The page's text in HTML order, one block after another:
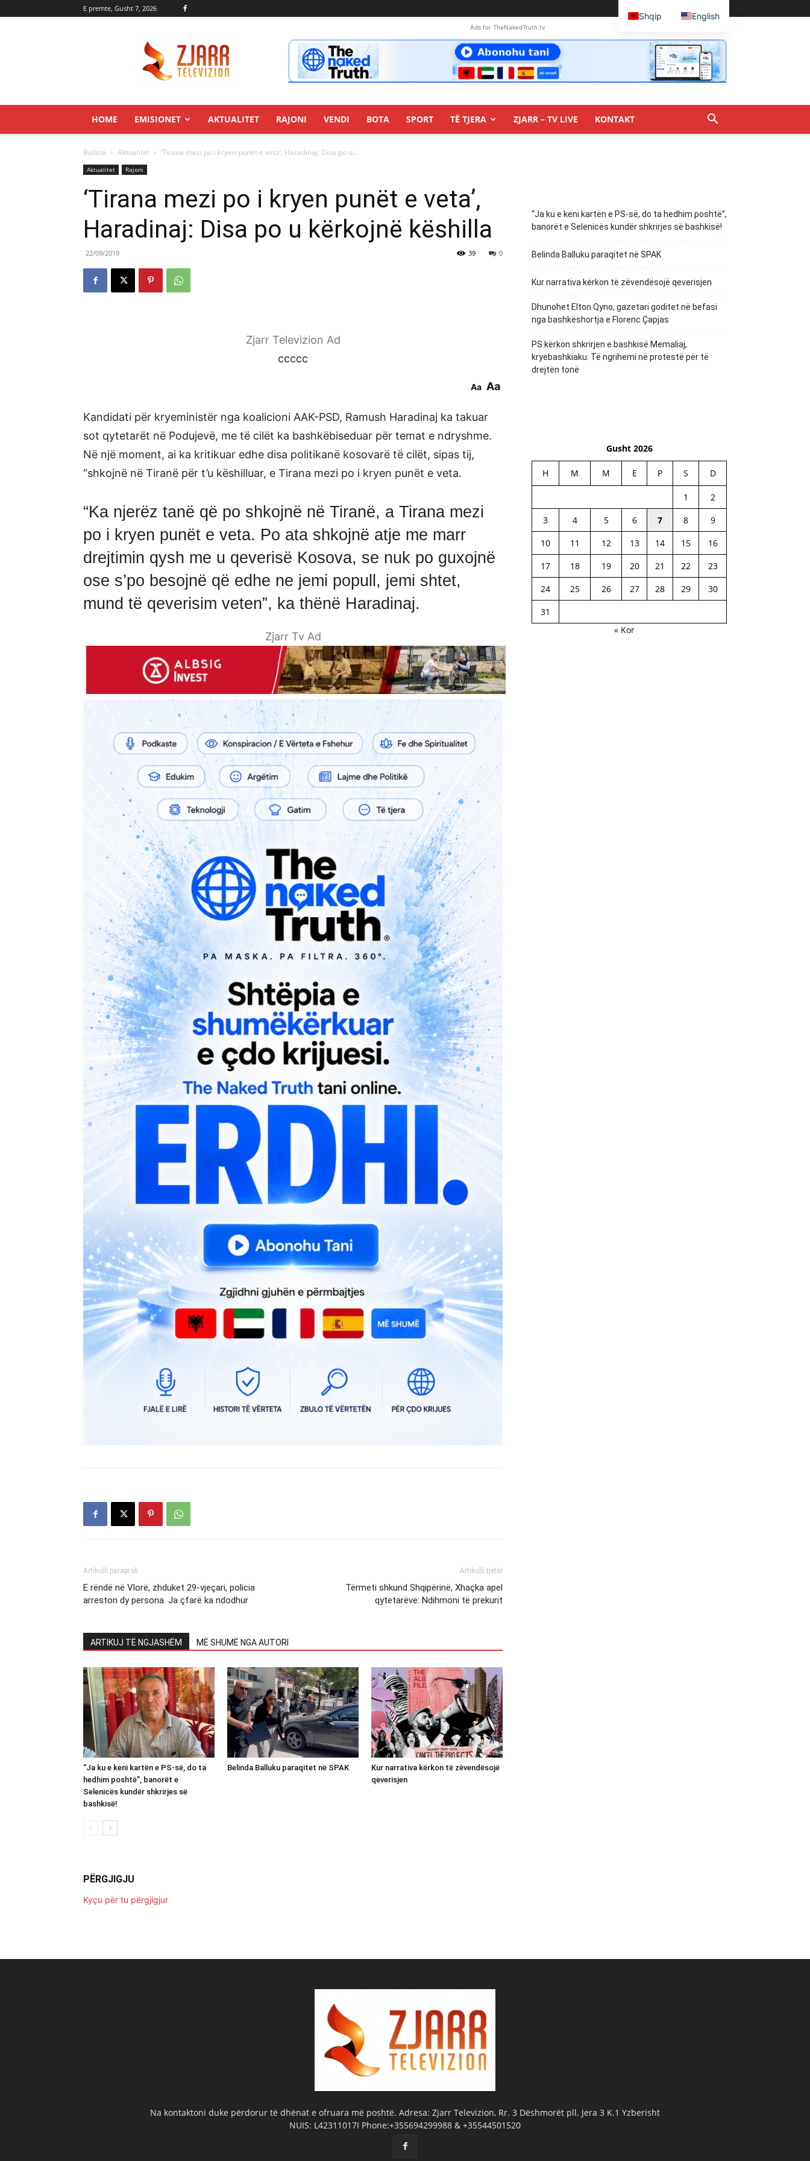
E premte, Gusht 7, 2026
Ads for TheNakedTruth.tv
HOME EMISIONET AKTUALITET RAJONI VENDI BOTA SPORT TË TJERA ZJARR – TV LIVE KONTAKT
Ballina Aktualitet ‘Tirana mezi po i kryen punët e veta’, Haradinaj: Disa po u...
Aktualitet Rajoni
‘Tirana mezi po i kryen punët e veta’,
Haradinaj: Disa po u kërkojnë këshilla
22/09/2019 0
39
Zjarr Televizion Ad
ccccc
Aa Aa
Kandidati për kryeministër nga koalicioni AAK-PSD, Ramush Haradinaj ka takuar
sot qytetarët në Podujevë, me të cilët ka bashkëbiseduar për temat e ndryshme.
Në një moment, ai ka kritikuar edhe disa politikanë kosovarë të cilët, sipas tij,
“shkojnë në Tiranë për t’u këshilluar, e Tirana mezi po i kryen punët e veta.
“Ka njerëz tanë që po shkojnë në Tiranë, a Tirana mezi
po i kryen punët e veta. Po ata shkojnë atje me marr
drejtimin qysh me u qeverisë Kosova, se nuk po guxojnë
ose s’po besojnë që edhe ne jemi popull, jemi shtet,
mund të qeverisim veten”, ka thënë Haradinaj.
Zjarr Tv Ad
Artikulli paraprak
E rëndë në Vlorë, zhduket 29-vjeçari, policia
arreston dy persona. Ja çfarë ka ndodhur
Artikulli tjetër
Tërmeti shkund Shqipërinë, Xhaçka apel
qytetarëve: Ndihmoni të prekurit
ARTIKUJ TË NGJASHËM MË SHUMË NGA AUTORI
“Ja ku e keni kartën e PS-së, do ta
hedhim poshtë”, banorët e
Selenicës kundër shkrirjes së
bashkisë!
Belinda Balluku paraqitet në SPAK
Kur narrativa kërkon të zëvendësojë
qeverisjen
PËRGJIGJU
Kyçu për tu përgjigjur
“Ja ku e keni kartën e PS-së, do ta hedhim poshtë”,
banorët e Selenicës kundër shkrirjes së bashkisë!
Belinda Balluku paraqitet në SPAK
Kur narrativa kërkon të zëvendësojë qeverisjen
Dhunohet Elton Qyno, gazetari goditet në befasi
nga bashkëshortja e Florenc Çapjas
PS kërkon shkrirjen e bashkisë Memaliaj,
kryebashkiaku: Të ngrihemi në protestë për të
drejtën tonë
Gusht 2026
H M M E P S D
1
2
3
4 5 6 7 8
9
10
11 12 13 14 15
16
17
18 19 20 21 22
23
24
25 26 27 28 29
30
31
« Kor
Na kontaktoni duke përdorur të dhënat e ofruara më poshtë. Adresa: Zjarr Televizion, Rr. 3 Dëshmorët pll. Jera 3 K.1 Yzberisht
NUIS: L42311017I Phone:+355694299988 & +35544501520
Shqip English